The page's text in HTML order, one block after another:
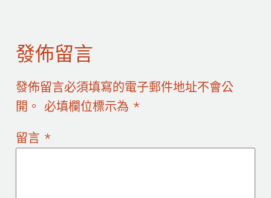
發佈留言
發佈留言必須填寫的電子郵件地址不會公
開。 必填欄位標示為 *
留言 *